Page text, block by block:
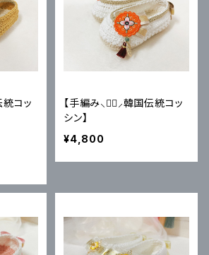
コッ
【手編み⸜♥⃜⸝韓国伝統コッ
シン】
¥4,800